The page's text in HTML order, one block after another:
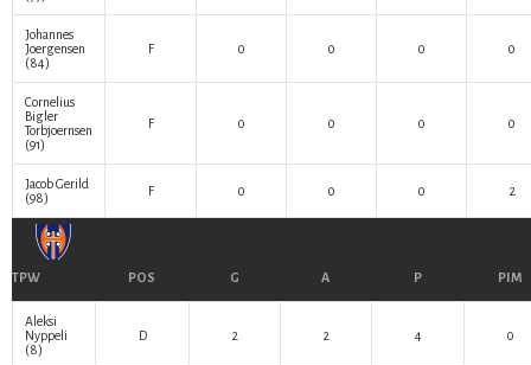
Johannes
Joergensen
(84)
F 0 0 0 0
Cornelius
Bigler
Torbjoernsen
(91)
F 0 0 0 0
Jacob Gerild
(98)
F 0 0 0 2
TPW POS G A P PIM
Aleksi
Nyppeli
(8)
D 2 2 4 0